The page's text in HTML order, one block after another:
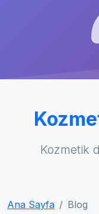
Kozmetik
Ana Sayfa Blog